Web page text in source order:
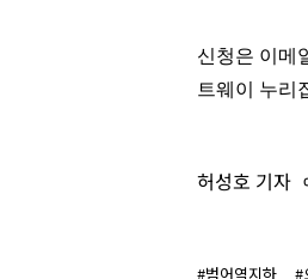
신청은 이메
트웨이 누리
허성호 기자
#범어역지하 #